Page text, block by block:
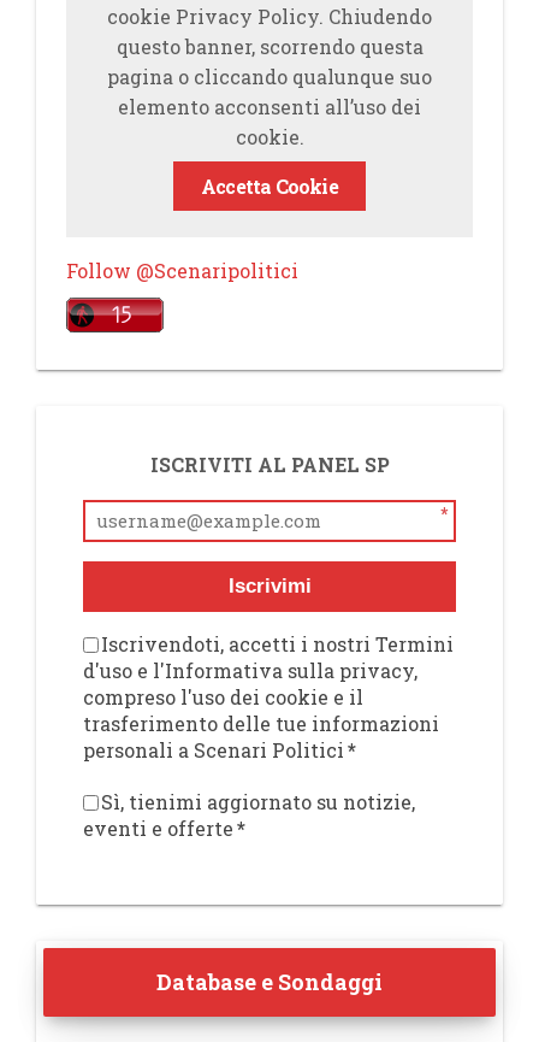
cookie Privacy Policy. Chiudendo
questo banner, scorrendo questa
pagina o cliccando qualunque suo
elemento acconsenti all’uso dei
cookie.
Accetta Cookie
Follow @Scenaripolitici
ISCRIVITI AL PANEL SP
*
Iscrivimi
Iscrivendoti, accetti i nostri Termini
d'uso e l'Informativa sulla privacy,
compreso l'uso dei cookie e il
trasferimento delle tue informazioni
personali a Scenari Politici*
Sì, tienimi aggiornato su notizie,
eventi e offerte*
Database e Sondaggi